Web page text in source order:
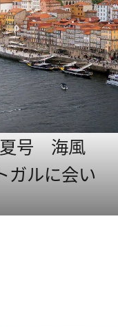
夏号 海風
ガルに会い